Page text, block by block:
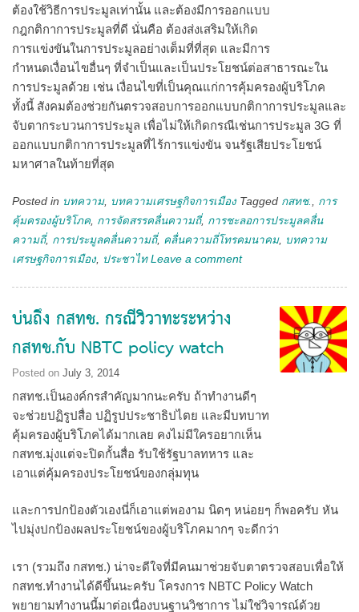
ต้องใช้วิธีการประมูลเท่านั้น และต้องมีการออกแบบ
กฎกติกาการประมูลที่ดี นั่นคือ ต้องส่งเสริมให้เกิด
การแข่งขันในการประมูลอย่างเต็มที่ที่สุด และมีการ
กำหนดเงื่อนไขอื่นๆ ที่จำเป็นและเป็นประโยชน์ต่อสาธารณะใน
การประมูลด้วย เช่น เงื่อนไขที่เป็นคุณแก่การคุ้มครองผู้บริโภค
ทั้งนี้ สังคมต้องช่วยกันตรวจสอบการออกแบบกติกาการประมูลและ
จับตากระบวนการประมูล เพื่อไม่ให้เกิดกรณีเช่นการประมูล 3G ที่
ออกแบบกติกาการประมูลที่ไร้การแข่งขัน จนรัฐเสียประโยชน์
มหาศาลในท้ายที่สุด
Posted in บทความ, บทความเศรษฐกิจการเมือง Tagged กสทช.
การ
คุ้มครองผู้บริโภค การจัดสรรคลื่นความถี่, การชะลอการประมูลคลื่น
ความถี่, การประมูลคลื่นความถี่, คลื่นความถี่โทรคมนาคม, บทความ
เศรษฐกิจการเมือง
ประชาไท Leave a comment
บ่นถึง กสทช. กรณีวิวาทะระหว่าง
กสทช.กับ NBTC policy watch
Posted on July 3, 2014
กสทช.เป็นองค์กรสำคัญมากนะครับ ถ้าทำงานดีๆ
จะช่วยปฏิรูปสื่อ ปฏิรูปประชาธิปไตย และมีบทบาท
คุ้มครองผู้บริโภคได้มากเลย คงไม่มีใครอยากเห็น
กสทช.มุ่งแต่จะปิดกั้นสื่อ รับใช้รัฐบาลทหาร และ
เอาแต่คุ้มครองประโยชน์ของกลุ่มทุน
และการปกป้องตัวเองนี่ก็เอาแต่พองาม นิดๆ หน่อยๆ ก็พอครับ หัน
ไปมุ่งปกป้องผลประโยชน์ของผู้บริโภคมากๆ จะดีกว่า
เรา (รวมถึง กสทช.) น่าจะดีใจที่มีคนมาช่วยจับตาตรวจสอบเพื่อให้
กสทช.ทำงานได้ดีขึ้นนะครับ โครงการ NBTC Policy Watch
พยายามทำงานนี้มาต่อเนื่องบนฐานวิชาการ ไม่ใช่วิจารณ์ด้วย